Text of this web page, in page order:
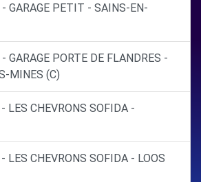
GARAGE PETIT - SAINS-EN-
PORTE DE FLANDRES -
MINES (C)
LES CHEVRONS SOFIDA -
LES CHEVRONS SOFIDA - LOOS